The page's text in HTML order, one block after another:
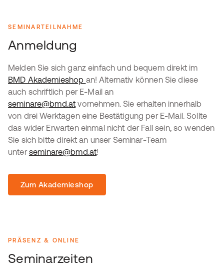
SEMINARTEILNAHME
Anmeldung
Melden Sie sich ganz einfach und bequem direkt im
BMD Akademieshop an! Alternativ können Sie diese
auch schriftlich per E-Mail an
seminare@bmd.at vornehmen. Sie erhalten innerhalb
von drei Werktagen eine Bestätigung per E-Mail. Sollte
das wider Erwarten einmal nicht der Fall sein, so wenden
Sie sich bitte direkt an unser Seminar-Team
unterseminare@bmd.at!
Zum Akademieshop
PRÄSENZ & ONLINE
Seminarzeiten